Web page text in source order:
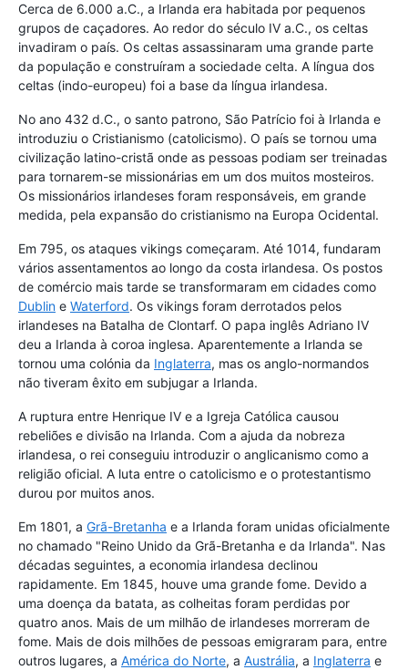
Cerca de 6.000 a.C., a Irlanda era habitada por pequenos
grupos de caçadores. Ao redor do século IV a.C., os celtas
invadiram o país. Os celtas assassinaram uma grande parte
da população e construíram a sociedade celta. A língua dos
celtas (indo-europeu) foi a base da língua irlandesa.
No ano 432 d.C., o santo patrono, São Patrício foi à Irlanda e
introduziu o Cristianismo (catolicismo). O país se tornou uma
civilização latino-cristã onde as pessoas podiam ser treinadas
para tornarem-se missionárias em um dos muitos mosteiros.
Os missionários irlandeses foram responsáveis, em grande
medida, pela expansão do cristianismo na Europa Ocidental.
Em 795, os ataques vikings começaram. Até 1014, fundaram
vários assentamentos ao longo da costa irlandesa. Os postos
de comércio mais tarde se transformaram em cidades como
Dublin e Waterford. Os vikings foram derrotados pelos
irlandeses na Batalha de Clontarf. O papa inglês Adriano IV
deu a Irlanda à coroa inglesa. Aparentemente a Irlanda se
tornou uma colónia da Inglaterra, mas os anglo-normandos
não tiveram êxito em subjugar a Irlanda.
A ruptura entre Henrique IV e a Igreja Católica causou
rebeliões e divisão na Irlanda. Com a ajuda da nobreza
irlandesa, o rei conseguiu introduzir o anglicanismo como a
religião oficial. A luta entre o catolicismo e o protestantismo
durou por muitos anos.
Em 1801, a Grã-Bretanha e a Irlanda foram unidas oficialmente
no chamado "Reino Unido da Grã-Bretanha e da Irlanda". Nas
décadas seguintes, a economia irlandesa declinou
rapidamente. Em 1845, houve uma grande fome. Devido a
uma doença da batata, as colheitas foram perdidas por
quatro anos. Mais de um milhão de irlandeses morreram de
fome. Mais de dois milhões de pessoas emigraram para, entre
outros lugares, a América do Norte, a Austrália, a Inglaterra e